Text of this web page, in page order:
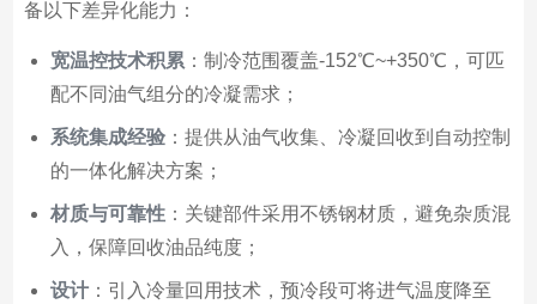
备以下差异化能力：
宽温控技术积累：制冷范围覆盖-152℃~+350℃，可匹
配不同油气组分的冷凝需求；
系统集成经验：提供从油气收集、冷凝回收到自动控制
的一体化解决方案；
材质与可靠性：关键部件采用不锈钢材质，避免杂质混
入，保障回收油品纯度；
设计：引入冷量回用技术，预冷段可将进气温度降至